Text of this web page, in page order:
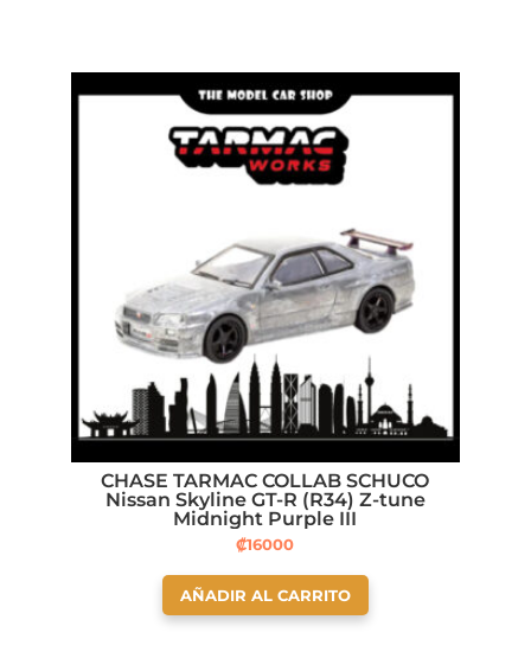
CHASE TARMAC COLLAB SCHUCO
Nissan Skyline GT-R (R34) Z-tune
Midnight Purple III
₡16000
AÑADIR AL CARRITO